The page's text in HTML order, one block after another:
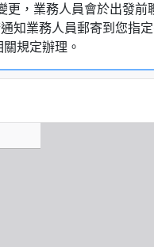
，業務人員會於出發前
知業務人員郵寄到您指定
規定辦理。